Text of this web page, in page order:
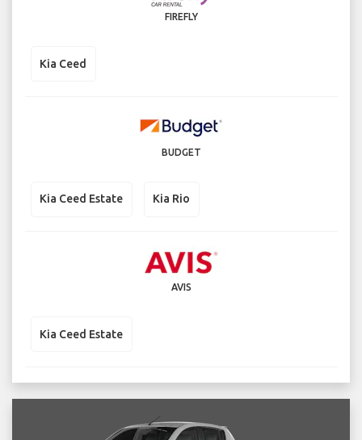
FIREFLY
Kia Ceed
BUDGET
Kia Ceed Estate Kia Rio
AVIS
Kia Ceed Estate